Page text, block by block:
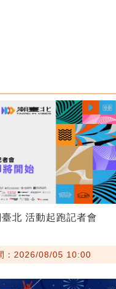
北 活動起跑記者會
：2026/08/05 10:00